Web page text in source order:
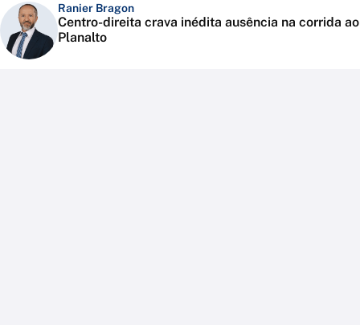
Ranier Bragon
Centro-direita crava inédita ausência na corrida ao
Planalto